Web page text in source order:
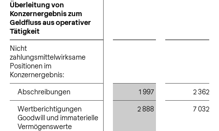
Überleitung von
Konzernergebnis zum
Geldfluss aus operativer
Tätigkeit
Nicht
zahlungsmittelwirksame
Positionen im
Konzernergebnis:
Abschreibungen 1 997 2 362
Wertberichtigungen
Goodwill und immaterielle
Vermögenswerte
2 888 7 032
Überleitung von
Konzernergebnis zum
Geldfluss aus operativer
Tätigkeit
Nicht
zahlungsmittelwirksame
Positionen im
Konzernergebnis:
Abschreibungen
Wertberichtigungen
Goodwill und immaterielle
Vermögenswerte